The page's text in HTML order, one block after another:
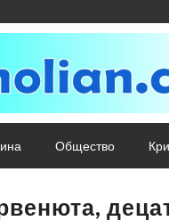
Общество